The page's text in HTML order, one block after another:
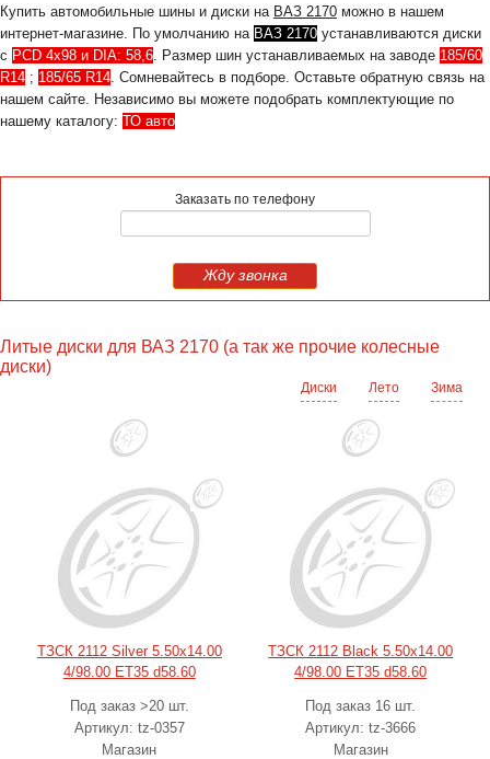
Купить автомобильные шины и диски на ВАЗ 2170 можно в нашем
интернет-магазине. По умолчанию на ВАЗ 2170 устанавливаются диски
с PCD 4x98 и DIA: 58,6. Размер шин устанавливаемых на заводе 185/60
R14 ; 185/65 R14. Сомневайтесь в подборе. Оставьте обратную связь на
нашем сайте. Независимо вы можете подобрать комплектующие по
нашему каталогу: ТО авто
Заказать по телефону
Жду звонка
Литые диски для ВАЗ 2170 (а так же прочие колесные
диски)
Диски Лето Зима
ТЗСК 2112 Silver 5.50x14.00
4/98.00 ET35 d58.60
Под заказ >20 шт.
Артикул: tz-0357
Магазин
ТЗСК 2112 Black 5.50x14.00
4/98.00 ET35 d58.60
Под заказ 16 шт.
Артикул: tz-3666
Магазин